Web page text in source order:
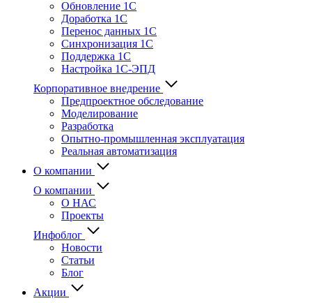
Обновление 1С
Доработка 1С
Перенос данных 1С
Синхронизация 1С
Поддержка 1С
Настройка 1С-ЭПД
Корпоративное внедрение
Предпроектное обследование
Моделирование
Разработка
Опытно-промышленная эксплуатация
Реальная автоматизация
О компании
О компании
О НАС
Проекты
Инфоблог
Новости
Статьи
Блог
Акции